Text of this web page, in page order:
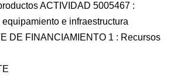
ACTIVIDAD 5005467 :
e infraestructura
DE FINANCIAMIENTO 1 : Recursos